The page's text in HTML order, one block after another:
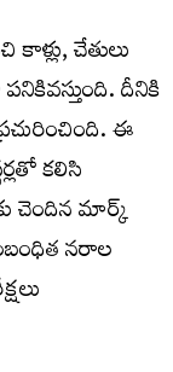
చేతులు
దీనికి
ఈ
కలిసి
చెందిన మార్క్‌
నరాల